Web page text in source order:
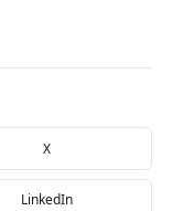
X
LinkedIn